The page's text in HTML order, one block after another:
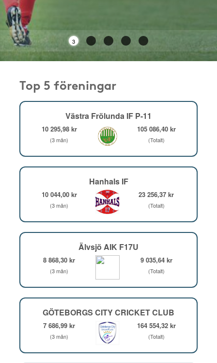
3
Top 5 föreningar
Västra Frölunda IF P-11
10 295,98 kr
(3 mån)
105 086,40 kr
(Totalt)
Hanhals IF
10 044,00 kr
(3 mån)
23 256,37 kr
(Totalt)
Älvsjö AIK F17U
8 868,30 kr
(3 mån)
9 035,64 kr
(Totalt)
GÖTEBORGS CITY CRICKET CLUB
7 686,99 kr
(3 mån)
164 554,32 kr
(Totalt)